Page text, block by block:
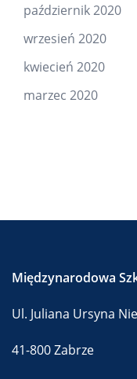
październik 2020
wrzesień 2020
kwiecień 2020
marzec 2020
Międzynarodowa
Ul. Juliana Ursyna
41-800 Zabrze